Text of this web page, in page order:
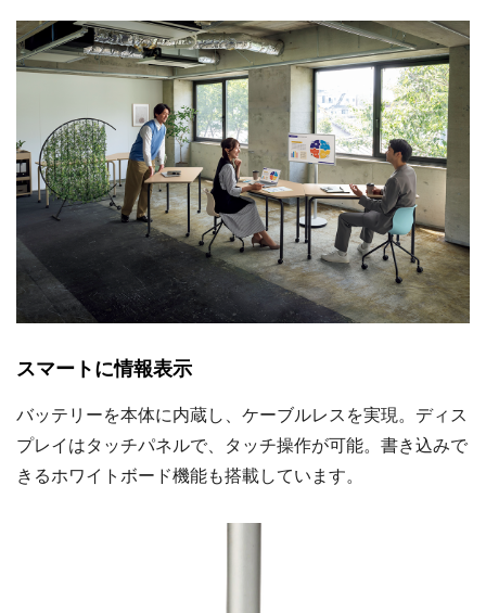
スマートに情報表示
バッテリーを本体に内蔵し、ケーブルレスを実現。ディス
プレイはタッチパネルで、タッチ操作が可能。書き込みで
きるホワイトボード機能も搭載しています。